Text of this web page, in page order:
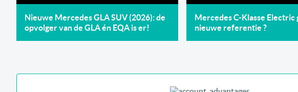
Nieuwe Mercedes GLA SUV (2026): de
opvolger van de GLA én EQA is er!
Mercedes C-Klasse Electric
nieuwe referentie ?